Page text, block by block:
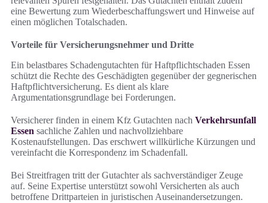
eine Bewertung zum Wiederbeschaffungswert und Hinweise auf
einen möglichen Totalschaden.
Vorteile für Versicherungsnehmer und Dritte
Ein belastbares Schadengutachten für Haftpflichtschaden Essen
schützt die Rechte des Geschädigten gegenüber der gegnerischen
Haftpflichtversicherung. Es dient als klare
Argumentationsgrundlage bei Forderungen.
Versicherer finden in einem Kfz Gutachten nach Verkehrsunfall
Essen sachliche Zahlen und nachvollziehbare
Kostenaufstellungen. Das erschwert willkürliche Kürzungen und
vereinfacht die Korrespondenz im Schadenfall.
Bei Streitfragen tritt der Gutachter als sachverständiger Zeuge
auf. Seine Expertise unterstützt sowohl Versicherten als auch
betroffene Drittparteien in juristischen Auseinandersetzungen.